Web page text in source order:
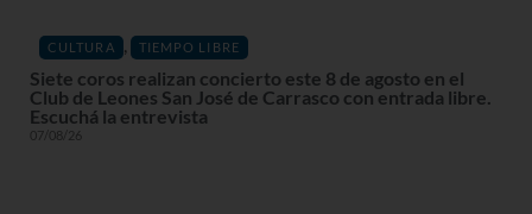
CULTURA , TIEMPO LIBRE
Siete coros realizan concierto este 8 de agosto en el
Club de Leones San José de Carrasco con entrada libre.
Escuchá la entrevista
07/08/26